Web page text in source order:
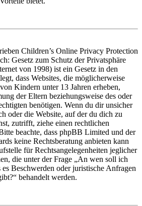
Children’s Online Privacy Protection
Gesetz zum Schutz der Privatsphäre
von 1998) ist ein Gesetz in den
dass Websites, die möglicherweise
Kindern unter 13 Jahren erheben,
der Eltern beziehungsweise des oder
benötigen. Wenn du dir unsicher
oder die Website, auf der du dich zu
zutrifft, ziehe einen rechtlichen
beachte, dass phpBB Limited und der
keine Rechtsberatung anbieten kann
für Rechtsangelegenheiten jeglicher
die unter der Frage „An wen soll ich
Beschwerden oder juristische Anfragen
behandelt werden.